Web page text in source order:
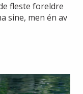
fleste foreldre
sine, men én av